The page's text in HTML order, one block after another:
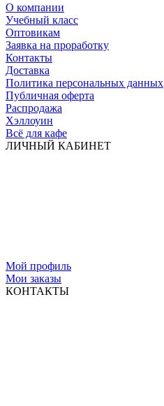
О компании
Учебный класс
Оптовикам
Заявка на проработку
Контакты
Доставка
Политика персональных данных
Публичная оферта
Распродажа
Хэллоуин
Всё для кафе
ЛИЧНЫЙ КАБИНЕТ
Мой профиль
Мои заказы
КОНТАКТЫ